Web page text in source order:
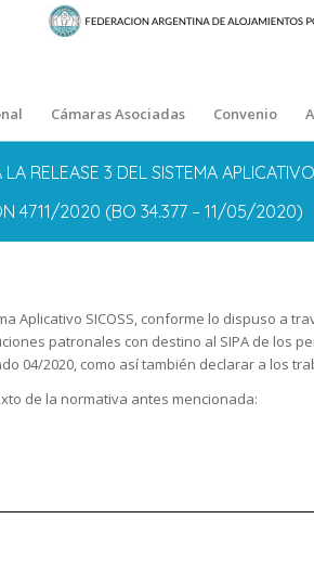
Cámaras Asociadas Convenio
RELEASE 3 DEL SISTEMA
4711/2020 (BO 34.377 – 11/05/2020)
Aplicativo SICOSS, conforme lo dispuso a
patronales con destino al SIPA de los
04/2020, como así también declarar a los
de la normativa antes mencionada: